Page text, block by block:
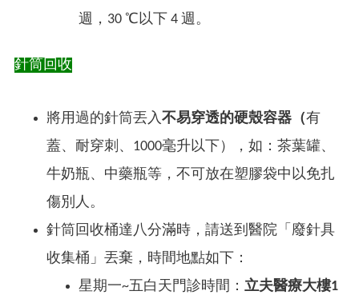
週，30 ℃以下 4 週。
針筒回收
將用過的針筒丟入不易穿透的硬殼容器（有
蓋、耐穿刺、1000毫升以下），如：茶葉罐、
牛奶瓶、中藥瓶等，不可放在塑膠袋中以免扎
傷別人。
針筒回收桶達八分滿時，請送到醫院「廢針具
收集桶」丟棄，時間地點如下：
星期一~五白天門診時間： 立夫醫療大樓1